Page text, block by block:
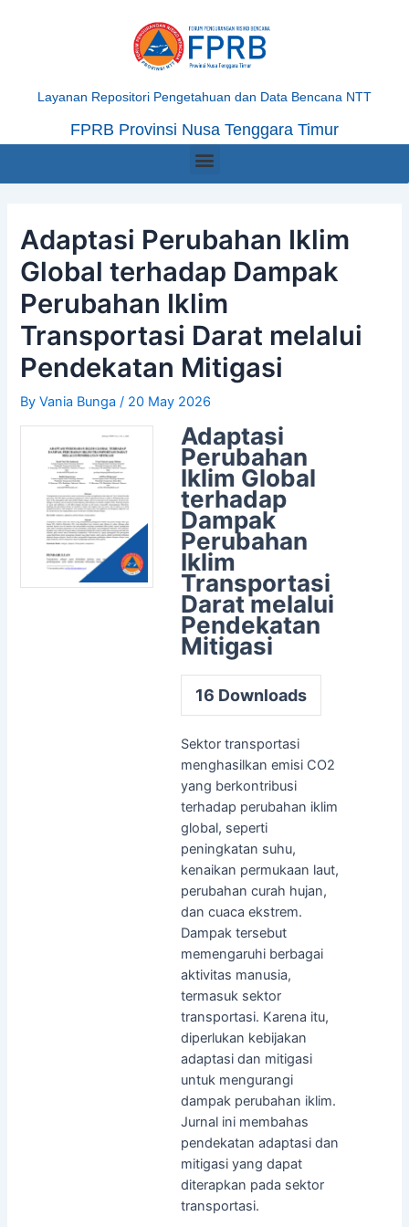
Layanan Repositori Pengetahuan dan Data Bencana NTT
FPRB Provinsi Nusa Tenggara Timur
Menu
Adaptasi Perubahan Iklim
Global terhadap Dampak
Perubahan Iklim
Transportasi Darat melalui
Pendekatan Mitigasi
ByVania Bunga/ 20 May 2026
Adaptasi
Perubahan
Iklim Global
terhadap
Dampak
Perubahan
Iklim
Transportasi
Darat melalui
Pendekatan
Mitigasi
16 Downloads
Sektor transportasi
menghasilkan emisi CO2
yang berkontribusi
terhadap perubahan iklim
global, seperti
peningkatan suhu,
kenaikan permukaan laut,
perubahan curah hujan,
dan cuaca ekstrem.
Dampak tersebut
memengaruhi berbagai
aktivitas manusia,
termasuk sektor
transportasi. Karena itu,
diperlukan kebijakan
adaptasi dan mitigasi
untuk mengurangi
dampak perubahan iklim.
Jurnal ini membahas
pendekatan adaptasi dan
mitigasi yang dapat
diterapkan pada sektor
transportasi.